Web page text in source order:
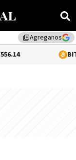
library_addAgreganos
0.3%